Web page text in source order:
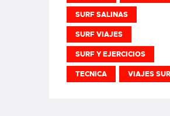
SURF SALINAS
SURF VIAJES
SURF Y EJERCICIOS
TECNICA VIAJES